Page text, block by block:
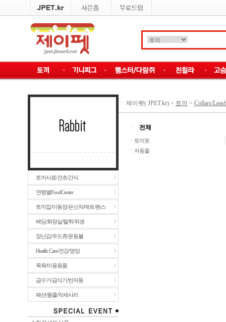
토끼사료/건초/간식
연령별FoodCenter
토끼집/이동장/은신처/매트/펜스
베딩/화장실/탈취/위생
장난감/우드츄/운동볼
Health Care/건강/영양
목욕/미용용품
급수기/급식기/반자동
패션/몸줄/악세사리
ㆍ 제이펫( JPET.kr) > 토끼 > Collars/
ㆍ
전체
ㆍ 토끼옷
ㆍ 자동줄